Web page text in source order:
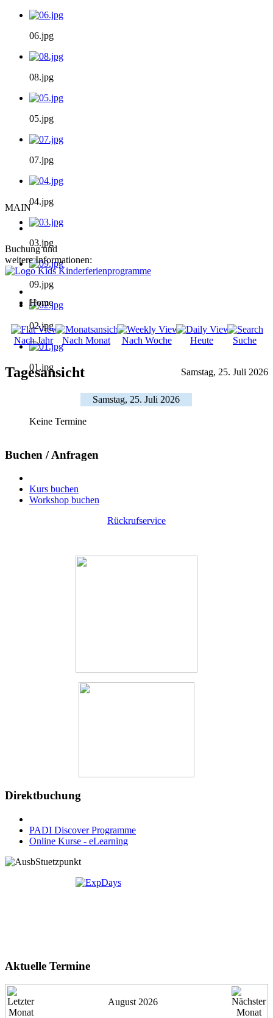
06.jpg
08.jpg
05.jpg
07.jpg
04.jpg
03.jpg
09.jpg
02.jpg
01.jpg
MAIN
Buchung und
weitere Informationen:
Home
Nach Jahr Nach Monat Nach Woche Heute Suche
Tagesansicht Samstag, 25. Juli 2026
Samstag, 25. Juli 2026
Keine Termine
Buchen / Anfragen
Kurs buchen
Workshop buchen
Rückrufservice
Direktbuchung
PADI Discover Programme
Online Kurse - eLearning
Aktuelle Termine
August 2026